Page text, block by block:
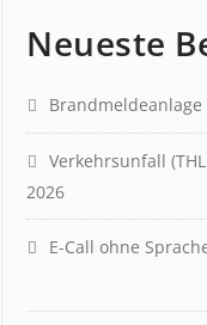
Neueste
Brandmeldeanlage
Verkehrsunfall
2026
E-Call ohne